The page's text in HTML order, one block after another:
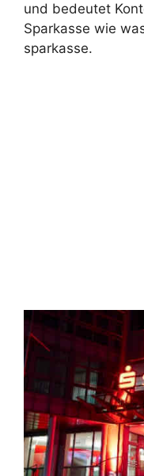
und bedeutet
Sparkasse wie
sparkasse.